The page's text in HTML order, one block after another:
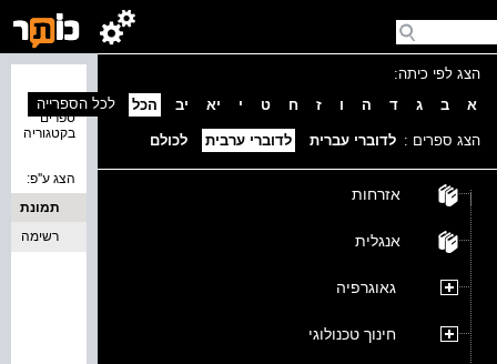
הצג לפי כיתה:
א
ב ג ד ה ו ז ח ט י יא יב הכל
הצג ספרים : לדוברי עברית לדוברי ערבית לכולם
אזרחות
אנגלית
גאוגרפיה
חינוך טכנולוגי
ספרים
בקטגוריה
לכל הספרייה
הצג ע''פ:
תמונת
כריכה
רשימה